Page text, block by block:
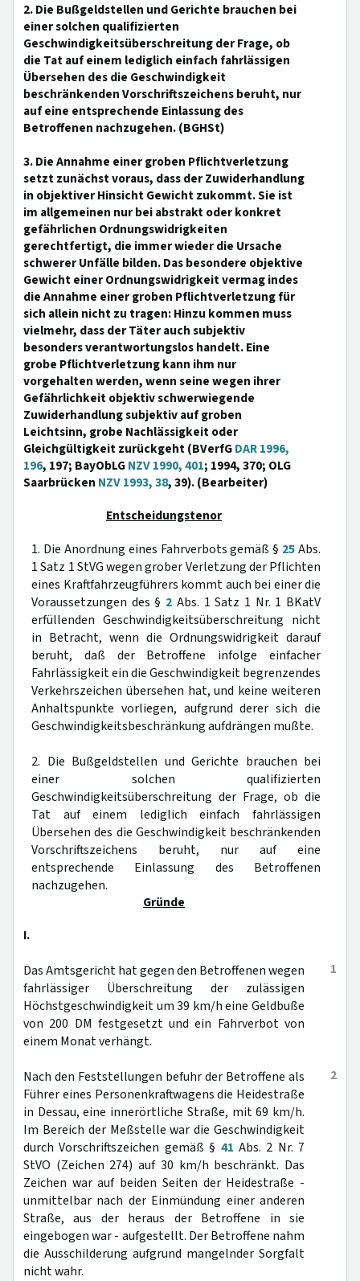
2. Die Bußgeldstellen und Gerichte brauchen bei
einer solchen qualifizierten
Geschwindigkeitsüberschreitung der Frage, ob
die Tat auf einem lediglich einfach fahrlässigen
Übersehen des die Geschwindigkeit
beschränkenden Vorschriftszeichens beruht, nur
auf eine entsprechende Einlassung des
Betroffenen nachzugehen. (BGHSt)
3. Die Annahme einer groben Pflichtverletzung
setzt zunächst voraus, dass der Zuwiderhandlung
in objektiver Hinsicht Gewicht zukommt. Sie ist
im allgemeinen nur bei abstrakt oder konkret
gefährlichen Ordnungswidrigkeiten
gerechtfertigt, die immer wieder die Ursache
schwerer Unfälle bilden. Das besondere objektive
Gewicht einer Ordnungswidrigkeit vermag indes
die Annahme einer groben Pflichtverletzung für
sich allein nicht zu tragen: Hinzu kommen muss
vielmehr, dass der Täter auch subjektiv
besonders verantwortungslos handelt. Eine
grobe Pflichtverletzung kann ihm nur
vorgehalten werden, wenn seine wegen ihrer
Gefährlichkeit objektiv schwerwiegende
Zuwiderhandlung subjektiv auf groben
Leichtsinn, grobe Nachlässigkeit oder
Gleichgültigkeit zurückgeht (BVerfGDAR 1996,
196, 197; BayObLGNZV 1990, 401; 1994, 370; OLG
Saarbrücken NZV 1993, 38, 39). (Bearbeiter)
Entscheidungstenor
1. Die Anordnung eines Fahrverbots gemäß § 25Abs.
1 Satz 1 StVG wegen grober Verletzung der Pflichten
eines Kraftfahrzeugführers kommt auch bei einer die
Voraussetzungen des § 2 Abs. 1 Satz 1 Nr. 1 BKatV
erfüllenden Geschwindigkeitsüberschreitung nicht
in Betracht, wenn die Ordnungswidrigkeit darauf
beruht, daß der Betroffene infolge einfacher
Fahrlässigkeit ein die Geschwindigkeit begrenzendes
Verkehrszeichen übersehen hat, und keine weiteren
Anhaltspunkte vorliegen, aufgrund derer sich die
Geschwindigkeitsbeschränkung aufdrängen mußte.
2. Die Bußgeldstellen und Gerichte brauchen bei
einer solchen qualifizierten
Geschwindigkeitsüberschreitung der Frage, ob die
Tat auf einem lediglich einfach fahrlässigen
Übersehen des die Geschwindigkeit beschränkenden
Vorschriftszeichens beruht, nur auf eine
entsprechende Einlassung des Betroffenen
nachzugehen.
Gründe
I.
1
Das Amtsgericht hat gegen den Betroffenen wegen
fahrlässiger Überschreitung der zulässigen
Höchstgeschwindigkeit um 39 km/h eine Geldbuße
von 200 DM festgesetzt und ein Fahrverbot von
einem Monat verhängt.
2
Nach den Feststellungen befuhr der Betroffene als
Führer eines Personenkraftwagens die Heidestraße
in Dessau, eine innerörtliche Straße, mit 69 km/h.
Im Bereich der Meßstelle war die Geschwindigkeit
durch Vorschriftszeichen gemäß § 41 Abs. 2 Nr. 7
StVO (Zeichen 274) auf 30 km/h beschränkt. Das
Zeichen war auf beiden Seiten der Heidestraße -
unmittelbar nach der Einmündung einer anderen
Straße, aus der heraus der Betroffene in sie
eingebogen war - aufgestellt. Der Betroffene nahm
die Ausschilderung aufgrund mangelnder Sorgfalt
nicht wahr.